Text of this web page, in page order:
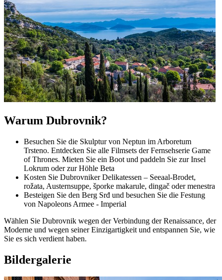
Warum Dubrovnik?
Besuchen Sie die Skulptur von Neptun im Arboretum
Trsteno. Entdecken Sie alle Filmsets der Fernsehserie Game
of Thrones. Mieten Sie ein Boot und paddeln Sie zur Insel
Lokrum oder zur Höhle Beta
Kosten Sie Dubrovniker Delikatessen – Seeaal-Brodet,
rožata, Austernsuppe, šporke makarule, dingač oder menestra
Besteigen Sie den Berg Srđ und besuchen Sie die Festung
von Napoleons Armee - Imperial
Wählen Sie Dubrovnik wegen der Verbindung der Renaissance, der
Moderne und wegen seiner Einzigartigkeit und entspannen Sie, wie
Sie es sich verdient haben.
Bildergalerie